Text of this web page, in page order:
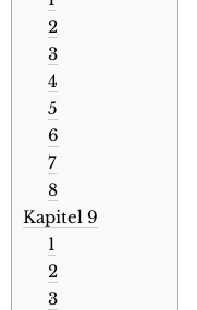
2
3
4
5
6
7
8
Kapitel 9
1
2
3